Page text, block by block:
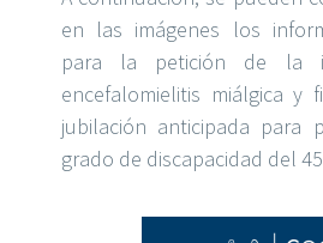
en las imágenes los
para la petición de la
encefalomielitis miálgica y
jubilación anticipada para
grado de discapacidad del